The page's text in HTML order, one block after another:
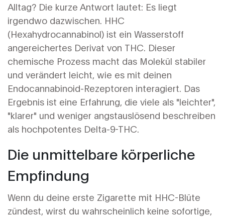
Alltag? Die kurze Antwort lautet: Es liegt
irgendwo dazwischen. HHC
(Hexahydrocannabinol) ist ein Wasserstoff
angereichertes Derivat von THC. Dieser
chemische Prozess macht das Molekül stabiler
und verändert leicht, wie es mit deinen
Endocannabinoid-Rezeptoren interagiert. Das
Ergebnis ist eine Erfahrung, die viele als "leichter",
"klarer" und weniger angstauslösend beschreiben
als hochpotentes Delta-9-THC.
Die unmittelbare körperliche
Empfindung
Wenn du deine erste Zigarette mit HHC-Blüte
zündest, wirst du wahrscheinlich keine sofortige,